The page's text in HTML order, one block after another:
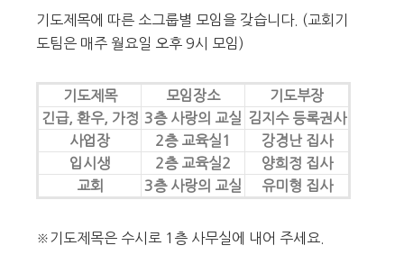
기도제목에 따른 소그룹별 모임을 갖습니다. (교회기
도팀은 매주 월요일 오후 9시 모임)
기도제목 모임장소
기도부장
긴급, 환우, 가정 3층 사랑의 교실 김지수 등록권사
사업장
2층 교육실1
강경난 집사
입시생
2층 교육실2
양희정 집사
교회
3층 사랑의 교실 유미형 집사
※기도제목은 수시로 1층 사무실에 내어 주세요.